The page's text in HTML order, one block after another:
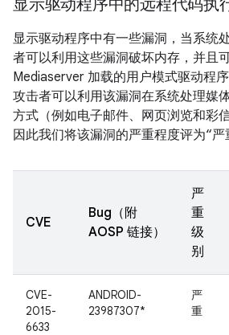
显示驱动程序中的远程代码执
显示驱动程序中有一些漏洞，当系统
者可以利用这些漏洞破坏内存，并且
Mediaserver 加载的用户模式驱动程
攻击者可以利用该漏洞在系统处理媒
方式（例如电子邮件、网页浏览和彩
因此我们将该漏洞的严重程度评为“严
CVE
Bug（附
AOSP 链接）
严
重
级
别
CVE-
2015-
6633
ANDROID-
23987307*
严
重